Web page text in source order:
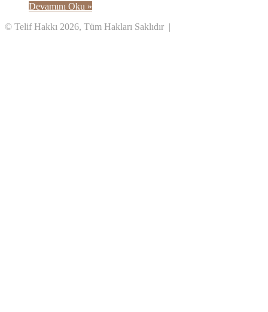
Devamını Oku »
© Telif Hakkı 2026, Tüm Hakları Saklıdır |